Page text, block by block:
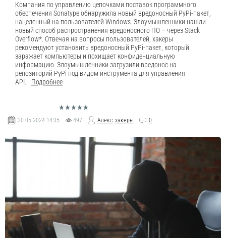
Компания по управлению цепочками поставок программного
обеспечения Sonatype обнаружила новый вредоносный PyPi-пакет,
нацеленный на пользователей Windows. Злоумышленники нашли
новый способ распространения вредоносного ПО – через Stack
Overflow*. Отвечая на вопросы пользователей, хакеры
рекомендуют установить вредоносный PyPi-пакет, который
заражает компьютеры и похищает конфиденциальную
информацию. Злоумышленники загрузили вредонос на
репозиторий PyPi под видом инструмента для управления
API.
Подробнее
30.05.2024 14:35 497 Алекс хакеры 0